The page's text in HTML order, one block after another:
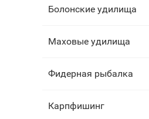
Болонские удилища
Маховые удилища
Фидерная рыбалка
Карпфишинг